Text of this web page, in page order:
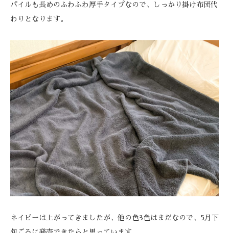
パイルも長めのふわふわ厚手タイプなので、しっかり掛け布団代
わりとなります。
ネイビーは上がってきましたが、他の色3色はまだなので、5月下